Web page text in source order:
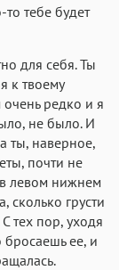
тебе будет
для себя. Ты
к твоему
редко и я
не было. И
ты, наверное,
почти не
левом нижнем
сколько грусти
тех пор, уходя
бросаешь ее, и